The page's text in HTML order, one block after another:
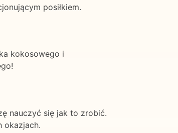
posiłkiem.
kokosowego i
nauczyć się jak to zrobić.
okazjach.